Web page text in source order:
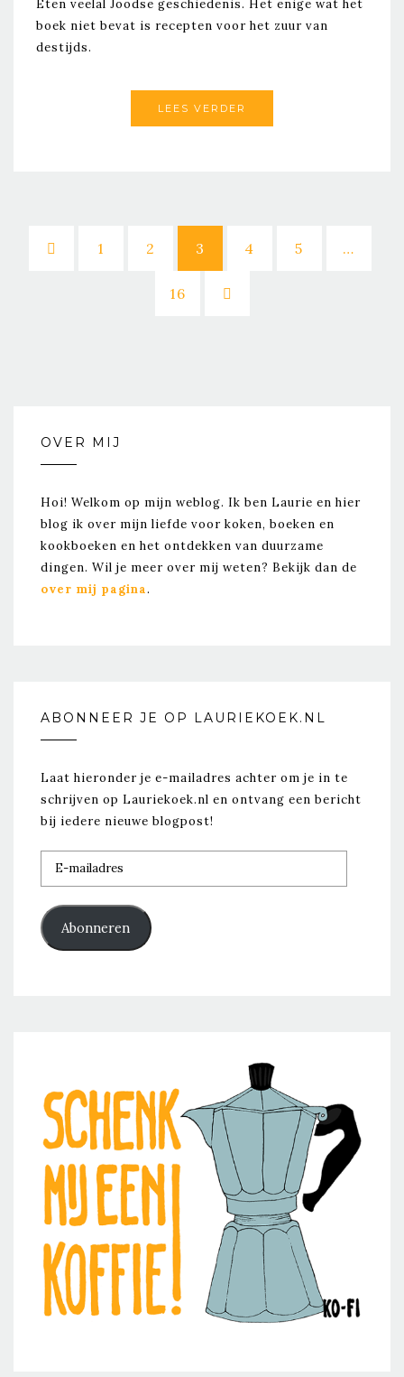
Eten veelal Joodse geschiedenis. Het enige wat het
boek niet bevat is recepten voor het zuur van
destijds.
LEES VERDER
1 2 3 4 5 …
16
OVER MIJ
Hoi! Welkom op mijn weblog. Ik ben Laurie en hier
blog ik over mijn liefde voor koken, boeken en
kookboeken en het ontdekken van duurzame
dingen. Wil je meer over mij weten? Bekijk dan de
over mij pagina.
ABONNEER JE OP LAURIEKOEK.NL
Laat hieronder je e-mailadres achter om je in te
schrijven op Lauriekoek.nl en ontvang een bericht
bij iedere nieuwe blogpost!
mailadres
Abonneren